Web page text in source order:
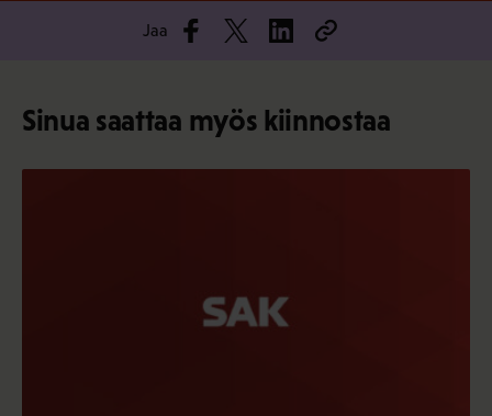
Jaa
Sinua saattaa myös kiinnostaa